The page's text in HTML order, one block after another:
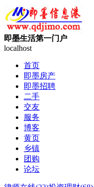
即墨生活第一门户
localhost
首页
即墨房产
即墨招聘
二手
交友
服务
博客
黄页
乡镇
团购
论坛